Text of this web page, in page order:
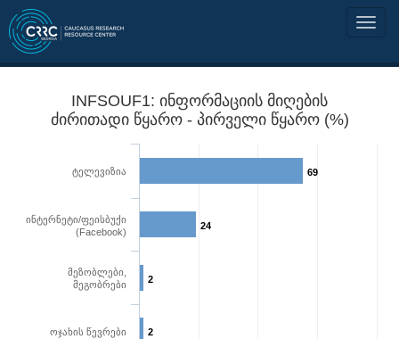
INFSOUF1: ინფორმაციის მიღების
ძირითადი წყარო - პირველი წყარო (%)
69
24
2
2
ტელევიზია
ინტერნეტი/ფეისბუქი
(Facebook)
მეზობლები,
მეგობრები
ოჯახის წევრები